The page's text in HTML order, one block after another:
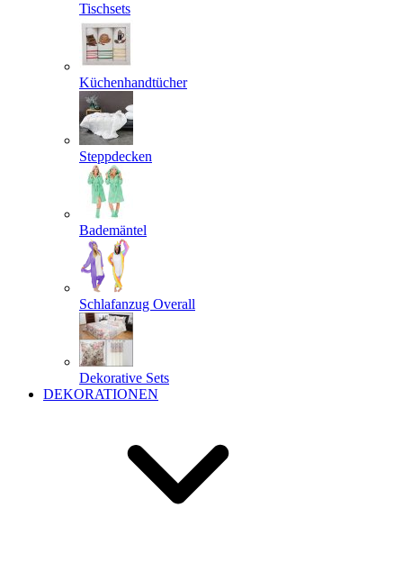
Tischsets
Küchenhandtücher
Steppdecken
Bademäntel
Schlafanzug Overall
Dekorative Sets
DEKORATIONEN